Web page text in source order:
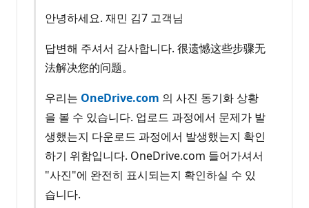
안녕하세요. 재민 김7 고객님
답변해 주셔서 감사합니다. 很遗憾这些步骤无
法解决您的问题。
우리는 OneDrive.com 의 사진 동기화 상황
을 볼 수 있습니다. 업로드 과정에서 문제가 발
생했는지 다운로드 과정에서 발생했는지 확인
하기 위함입니다. OneDrive.com 들어가셔서
"사진"에 완전히 표시되는지 확인하실 수 있
습니다.